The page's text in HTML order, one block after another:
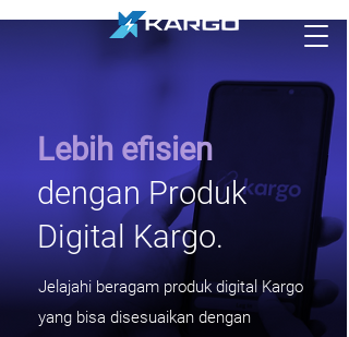
Lebih efisien
dengan Produk
Digital Kargo.
Jelajahi beragam produk digital Kargo
yang bisa disesuaikan dengan